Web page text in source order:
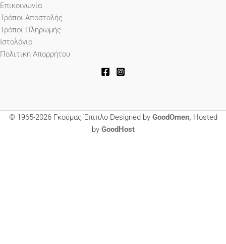
Επικοινωνία
Τρόποι Αποστολής
Τρόποι Πληρωμής
Ιστολόγιο
Πολιτική Απορρήτου
© 1965-2026 Γκούμας Έπιπλο Designed by GoodOmen, Hosted
by GoodHost